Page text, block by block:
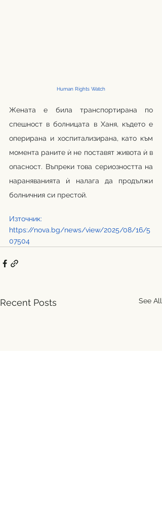
Human Rights Watch
Жената е била транспортирана по
спешност в болницата в Ханя, където е
оперирана и хоспитализирана, като към
момента раните ѝ не поставят живота ѝ в
опасност. Въпреки това сериозността на
нараняванията ѝ налага да продължи
болничния си престой.
Източник:
https://nova.bg/news/view/2025/08/16/5
07504
Recent Posts See All